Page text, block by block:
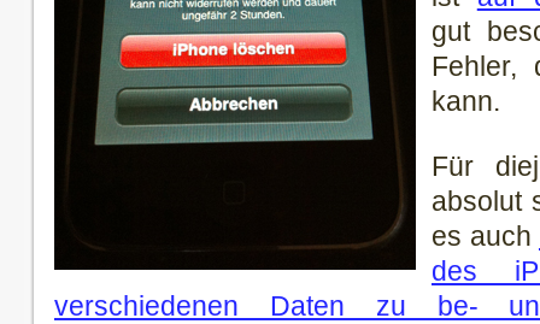
gut
Fehler,
kann.
Für
absolut
es auch
des
verschiedenen Daten zu be-